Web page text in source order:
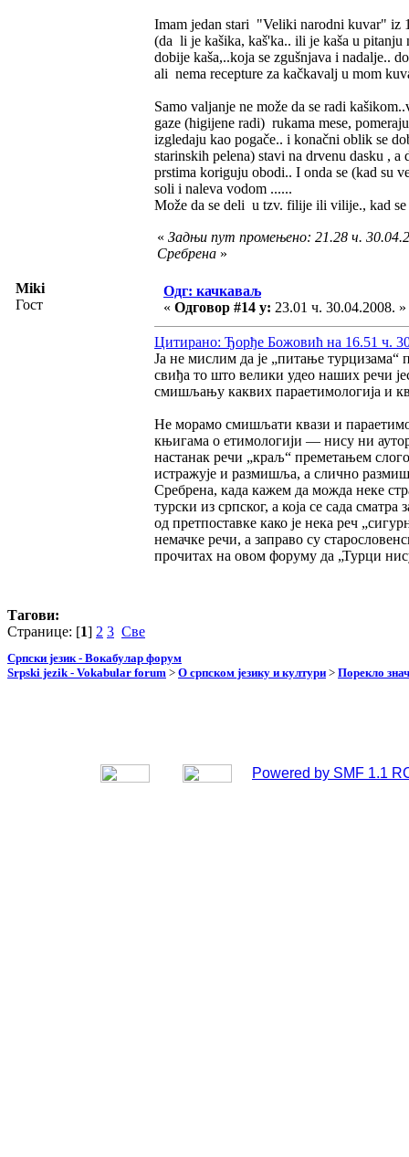
Imam jedan stari "Veliki narodni kuvar" iz
(da li je kašika, kaš'ka.. ili je kaša u pitanju
dobije kaša,..koja se zgušnjava i nadalje..
ali nema recepture za kačkavalj u mom
Samo valjanje ne može da se radi
gaze (higijene radi) rukama mese,
izgledaju kao pogače.. i konačni oblik se
starinskih pelena) stavi na drvenu dasku ,
prstima koriguju obodi.. I onda se (kad su
soli i naleva vodom ......
Može da se deli u tzv. filije ili vilije., kad se
« Задњи пут промењено: 21.28 ч.
Сребрена »
Miki
Гост
Одг: качкаваљ
« Одговор #14 у: 23.01 ч. 30.04.2008. »
Цитирано: Ђорђе Божовић на 16.51 ч.
Ја не мислим да је „питање
свиђа то што велики удео наших речи
смишљању каквих параетимологија и
Не морамо смишљати квази и
књигама о етимологији — нису ни
настанак речи „краљ“ преметањем
истражује и размишља, а слично
Сребрена, када кажем да можда неке
турски из српског, а која се сада
од претпоставке како је нека реч
немачке речи, а заправо су
прочитах на овом форуму да „Турци
Тагови:
Странице: [1] 2 3 Све
Српски језик - Вокабулар форум
Srpski jezik - Vokabular forum > О српском језику и култури > Порекло
Powered by SMF 1.1